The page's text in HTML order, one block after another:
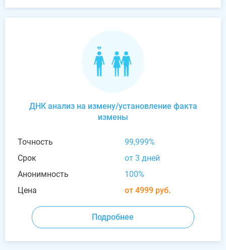
ДНК анализ на измену/установление факта
измены
Точность
99,999%
Срок
от 3 дней
Анонимность
100%
Цена
от 4999 руб.
Подробнее